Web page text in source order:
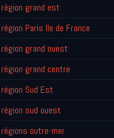
région grand est
région Paris Ile de France
région grand ouest
région grand centre
région Sud Est
région sud ouest
régions outre-mer